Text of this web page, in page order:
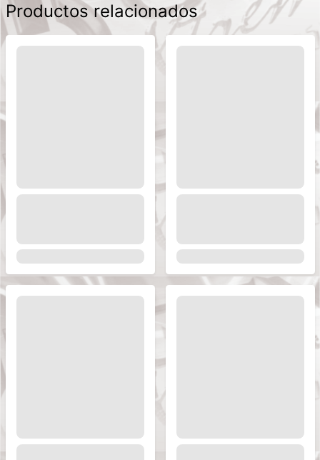
Productos relacionados